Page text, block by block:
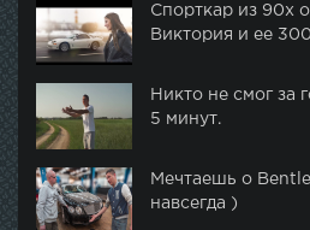
Спорткар из 90х
Виктория и ее
Никто не смог за
5 минут.
Мечтаешь о
навсегда )